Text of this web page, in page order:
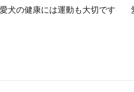
愛犬の健康には運動も大切です